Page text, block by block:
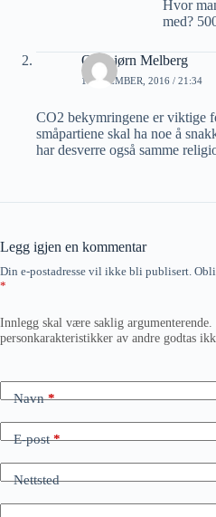
Hvor
med?
Oddbjørn Melberg
1 DESEMBER, 2016 / 21:34
CO2 bekymringene er viktige
småpartiene skal ha noe å
har desverre også samme
Legg igjen en kommentar
Din e-postadresse vil ikke bli publisert.
*
Innlegg skal være saklig argumenterende.
personkarakteristikker av andre godtas
Navn*
E-post*
Nettsted